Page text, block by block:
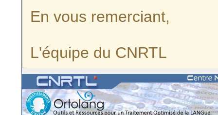
En vous remerciant,
L'équipe du CNRTL